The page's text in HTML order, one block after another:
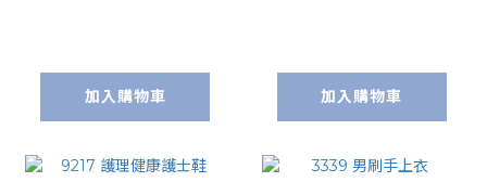
加入購物車 加入購物車